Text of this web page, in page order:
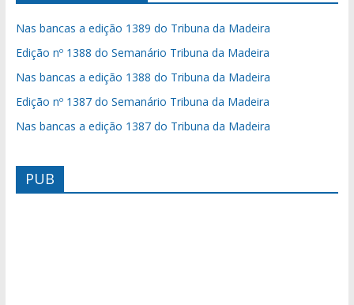
Nas bancas a edição 1389 do Tribuna da Madeira
Edição nº 1388 do Semanário Tribuna da Madeira
Nas bancas a edição 1388 do Tribuna da Madeira
Edição nº 1387 do Semanário Tribuna da Madeira
Nas bancas a edição 1387 do Tribuna da Madeira
PUB